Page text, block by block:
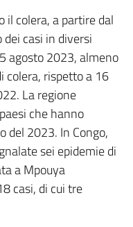
il colera, a partire dal
casi in diversi
agosto 2023, almeno
colera, rispetto a 16
La regione
che hanno
del 2023. In Congo,
sei epidemie di
a Mpouya
casi, di cui tre